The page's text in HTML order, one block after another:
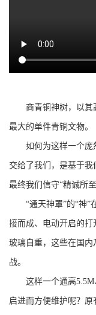
商青铜神树，以其
最大的单件青铜文物。
如何为这样一个庞
交给了我们，是基于我
最终我们信守“精诚所
“通天神罩”的“神”
接而成、电动开启的打
玻璃自重，这些在国
战。
这样一个通高5.5M
启进而方便维护呢？